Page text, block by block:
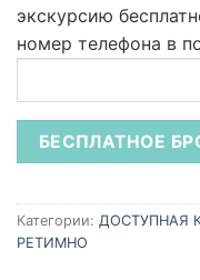
экскурсию
номер телефона в
Категории: ДОСТУПНАЯ
РЕТИМНО